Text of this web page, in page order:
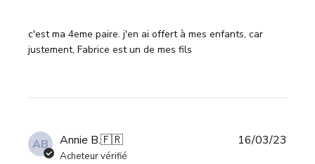
c'est ma 4eme paire. j'en ai offert à mes enfants, car
justement, Fabrice est un de mes fils
AB Annie B.🇫🇷
Acheteur vérifié
16/03/23